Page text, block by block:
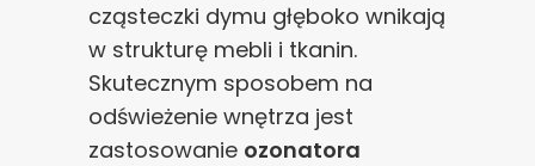
cząsteczki dymu głęboko wnikają
w strukturę mebli i tkanin.
Skutecznym sposobem na
odświeżenie wnętrza jest
zastosowanie ozonatora